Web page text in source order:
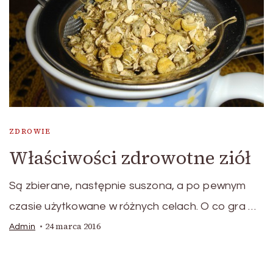
ZDROWIE
Właściwości zdrowotne ziół
Są zbierane, następnie suszona, a po pewnym
czasie użytkowane w różnych celach. O co gra …
Admin 24 marca 2016